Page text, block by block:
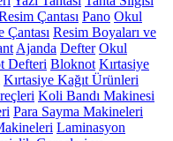
Çantası Pano Okul
Çantası Resim Boyaları ve
Ajanda Defter Okul
Defteri Bloknot Kırtasiye
Kırtasiye Kağıt Ürünleri
Koli Bandı Makinesi
Para Sayma Makineleri
Laminasyon